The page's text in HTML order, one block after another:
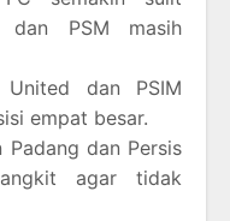
dan PSM masih
dan PSIM
empat besar.
Padang dan Persis
agar tidak